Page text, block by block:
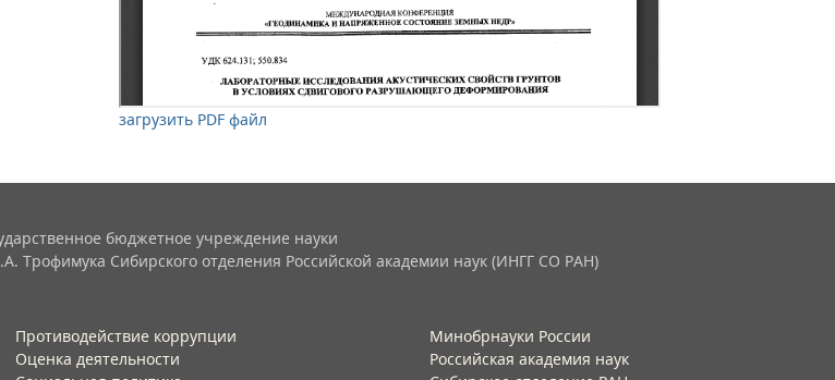
загрузить PDF файл
бюджетное учреждение науки
Трофимука Сибирского отделения Российской академии наук (ИНГГ СО РАН)
Противодействие коррупции
Оценка деятельности
Минобрнауки России
Российская академия наук